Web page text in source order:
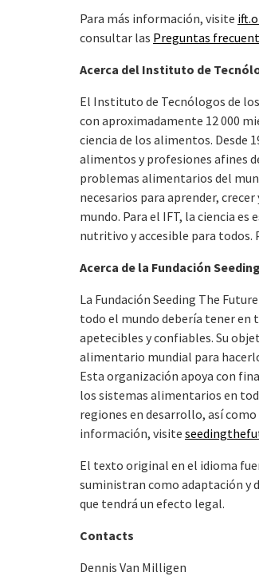
Para más información, visite
consultar las Preguntas
Acerca del Instituto de
El Instituto de Tecnólogos de
con aproximadamente 12 000
ciencia de los alimentos. Desde
alimentos y profesiones afines
problemas alimentarios del
necesarios para aprender,
mundo. Para el IFT, la ciencia
nutritivo y accesible para todos.
Acerca de la Fundación
La Fundación Seeding The
todo el mundo debería tener en
apetecibles y confiables. Su
alimentario mundial para
Esta organización apoya con
los sistemas alimentarios en
regiones en desarrollo, así
información, visite
El texto original en el idioma
suministran como adaptación y
que tendrá un efecto legal.
Contacts
Dennis Van Milligen